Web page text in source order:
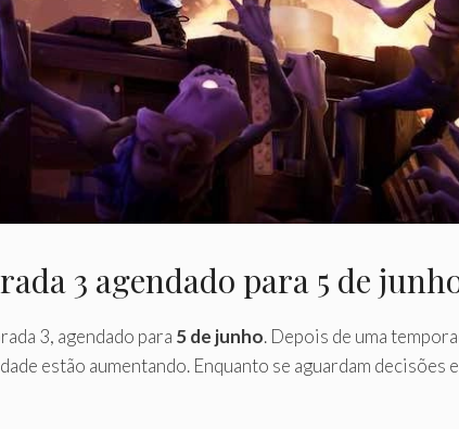
3 agendado para 5 de
3, agendado para 5 de junho. Depois de uma
estão aumentando. Enquanto se aguardam decisões